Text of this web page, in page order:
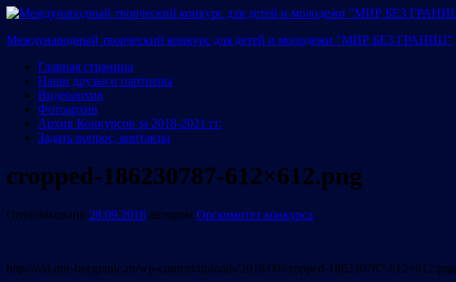
Международный творческий конкурс для детей и молодежи "МИР БЕЗ ГРАНИЦ"
Главная страница
Наши друзья и партнеры
Видеоархив
Фотоархив
Архив Конкурсов за 2018-2021 гг.
Задать вопрос, контакты
cropped-186230787-612×612.png
Опубликовано 28.09.2018 автором Оргкомитет конкурса
http://old.mir-bezgranic.ru/wp-content/uploads/2018/09/cropped-186230787-612×612.png